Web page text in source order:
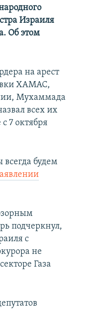
Израиля
Об этом
на арест
ХАМАС,
Мухаммада
всех их
7 октября
будем
подчеркнул,
с
не
Газа